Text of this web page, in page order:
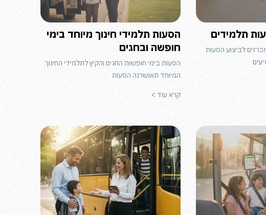
תלמידים
לביצוע הסעות
הסעות תלמידי חינוך מיוחד בימי
חופשה ובחגים
הסעות בימי חופשות החגים והקיץ לתלמידי החינוך
המיוחד תאושרנה הסעות
קרא עוד >